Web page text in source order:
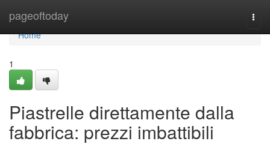
pageoftoday
Home
Home
1
Piastrelle direttamente dalla
fabbrica: prezzi imbattibili